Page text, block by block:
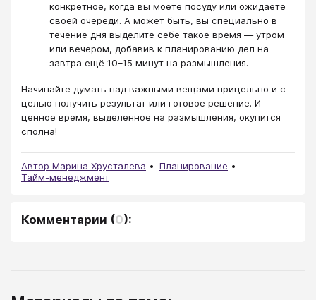
конкретное, когда вы моете посуду или ожидаете
своей очереди. А может быть, вы специально в
течение дня выделите себе такое время — утром
или вечером, добавив к планированию дел на
завтра ещё 10–15 минут на размышления.
Начинайте думать над важными вещами прицельно и с
целью получить результат или готовое решение. И
ценное время, выделенное на размышления, окупится
сполна!
Автор Марина Хрусталева
Планирование
Тайм-менеджмент
Комментарии (0):